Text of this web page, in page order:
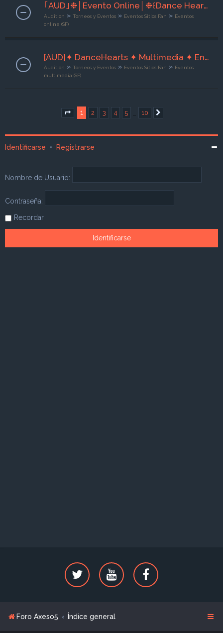
｢AUD｣❉│Evento Online│❉꒰Dance Hearts꒱❉ Fuego en Escenario ❉┊ 09 de Agosto ⌟ ◆ | Org x Rintaro ‹3┊◆
Audition » Torneos y Eventos » Eventos Sitios Fan » Eventos
online (SF)
[AUD]✦ DanceHearts ✦ Multimedia ✦ Entre Copas✦ [08 al 10/08/26] ☆ Org. Sra Addàms ☆
Audition » Torneos y Eventos » Eventos Sitios Fan » Eventos
multimedia (SF)
Página1 de 10
1 2 3 4 5 10
Identificarse • Registrarse
Nombre de Usuario:
Contraseña:
Recordar
Foro Axeso5 Índice general